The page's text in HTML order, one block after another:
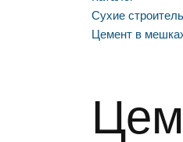
Сухие
Цемент в